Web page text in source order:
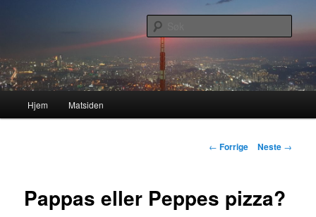
hovedinnholdet
Lasses hjemmeside
Hjem Matsiden
Innleggsnavigasjon
← Forrige Neste →
Pappas eller Peppes pizza?